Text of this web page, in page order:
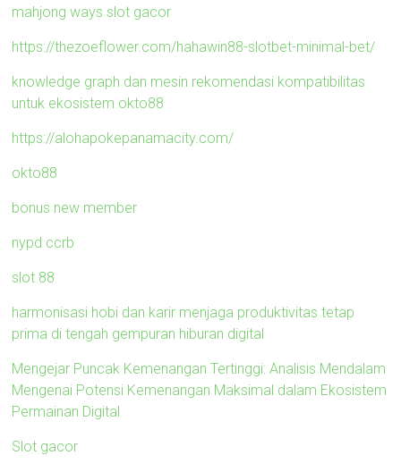
mahjong ways slot gacor
https://thezoeflower.com/hahawin88-slotbet-minimal-bet/
knowledge graph dan mesin rekomendasi kompatibilitas
untuk ekosistem okto88
https://alohapokepanamacity.com/
okto88
bonus new member
nypd ccrb
slot 88
harmonisasi hobi dan karir menjaga produktivitas tetap
prima di tengah gempuran hiburan digital
Mengejar Puncak Kemenangan Tertinggi: Analisis Mendalam
Mengenai Potensi Kemenangan Maksimal dalam Ekosistem
Permainan Digital
Slot gacor